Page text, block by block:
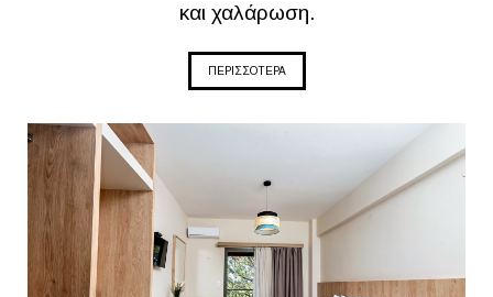
και χαλάρωση.
ΠΕΡΙΣΣΟΤΕΡΑ